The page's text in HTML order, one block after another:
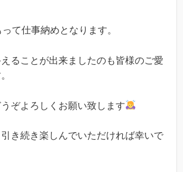
て仕事納めとなります。
ることが出来ましたのも皆様のご愛
ぞよろしくお願い致します
き続き楽しんでいただければ幸いで